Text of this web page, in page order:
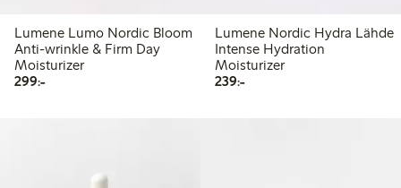
Lumene Lumo Nordic Bloom
Anti-wrinkle & Firm Day
Moisturizer
299:-299,00 kr
Lumene Nordic Hydra Lähde
Intense Hydration
Moisturizer
239:-239,00 kr